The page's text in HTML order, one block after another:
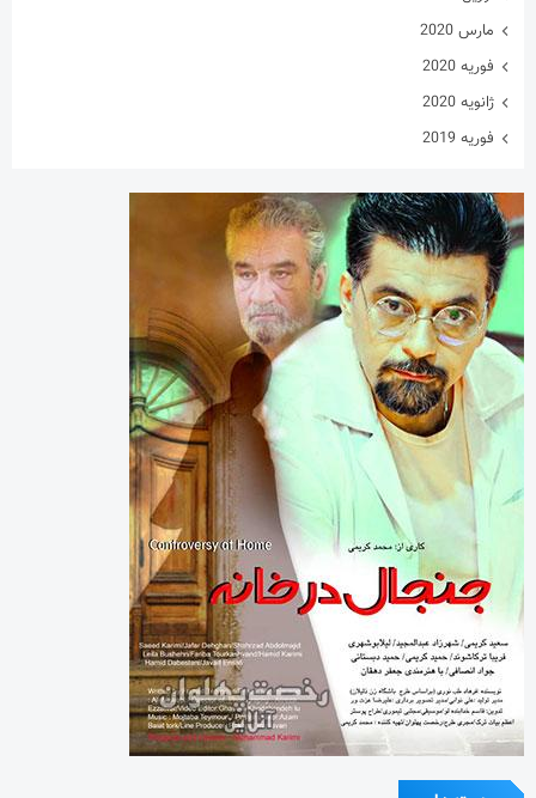
دسته‌ها
اینفوگرافی
تازه های پهلوانی
خارج گود
داستان های پهلوانی
دسته‌بندی نشده
گزارش تصویری
گفتگوی اختصاصی